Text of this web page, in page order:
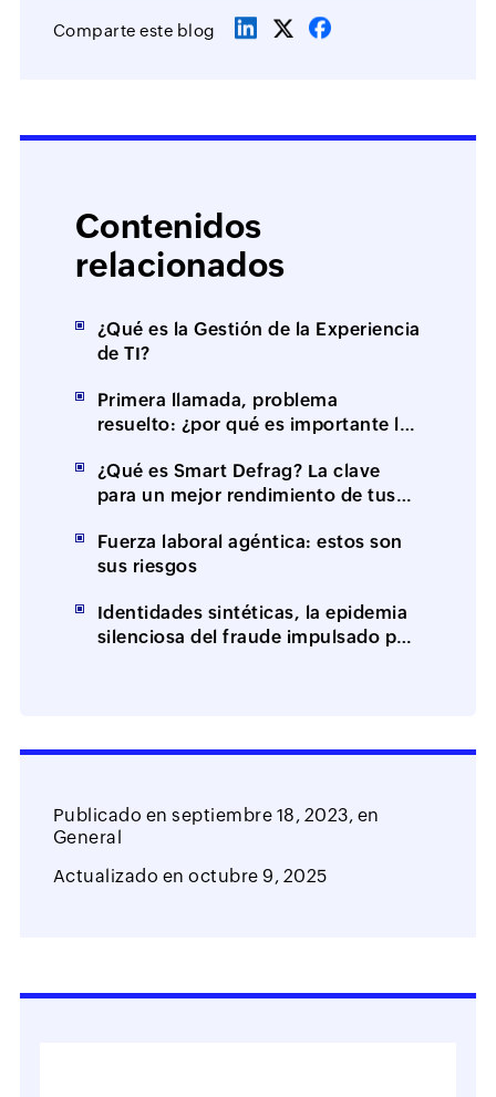
Comparte este blog
Contenidos
relacionados
¿Qué es la Gestión de la Experiencia
de TI?
Primera llamada, problema
resuelto: ¿por qué es importante la
(FCR)?
¿Qué es Smart Defrag? La clave
para un mejor rendimiento de tus
Fuerza laboral agéntica: estos son
sus riesgos
Identidades sintéticas, la epidemia
silenciosa del fraude impulsado por
Publicado enseptiembre 18, 2023, en
General
Actualizado enoctubre 9, 2025